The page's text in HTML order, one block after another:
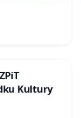
Kultury